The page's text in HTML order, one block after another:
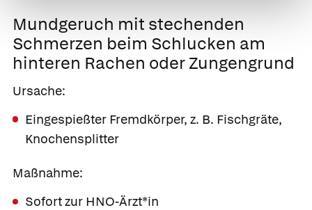
Mundgeruch mit stechenden
Schmerzen beim Schlucken am
hinteren Rachen oder Zungengrund
Ursache:
Eingespießter Fremdkörper, z. B. Fischgräte,
Knochensplitter
Maßnahme:
Sofort zur HNO-Ärzt*in